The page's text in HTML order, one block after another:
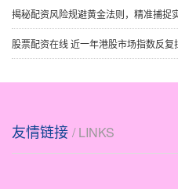
揭秘配资风险规避黄金法则，精准捕捉
股票配资在线 近一年港股市场指数反
友情链接 / LINKS